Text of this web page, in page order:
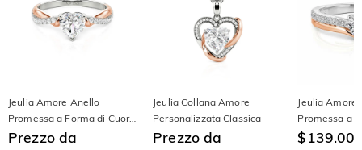
Jeulia Amore Anello
Promessa a Forma di Cuore
Personalizzato Bicolore
Prezzo da
Jeulia Collana Amore
Personalizzata Classica
Prezzo da
Jeulia Amore
Promessa a
Bicolore in
$139.00